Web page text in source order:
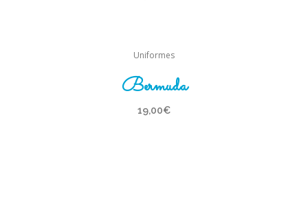
Uniformes
Bermuda
19,00€